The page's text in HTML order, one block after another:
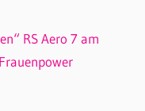
RS Aero 7 am